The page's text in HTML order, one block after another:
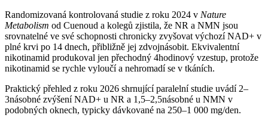
Randomizovaná kontrolovaná studie z roku 2024 v Nature
Metabolism od Cuenoud a kolegů zjistila, že NR a NMN jsou
srovnatelné ve své schopnosti chronicky zvyšovat výchozí NAD+ v
plné krvi po 14 dnech, přibližně jej zdvojnásobit. Ekvivalentní
nikotinamid produkoval jen přechodný 4hodinový vzestup, protože
nikotinamid se rychle vyloučí a nehromadí se v tkáních.
Praktický přehled z roku 2026 shrnující paralelní studie uvádí 2–
3násobné zvýšení NAD+ u NR a 1,5–2,5násobné u NMN v
podobných oknech, typicky dávkované na 250–1 000 mg/den.